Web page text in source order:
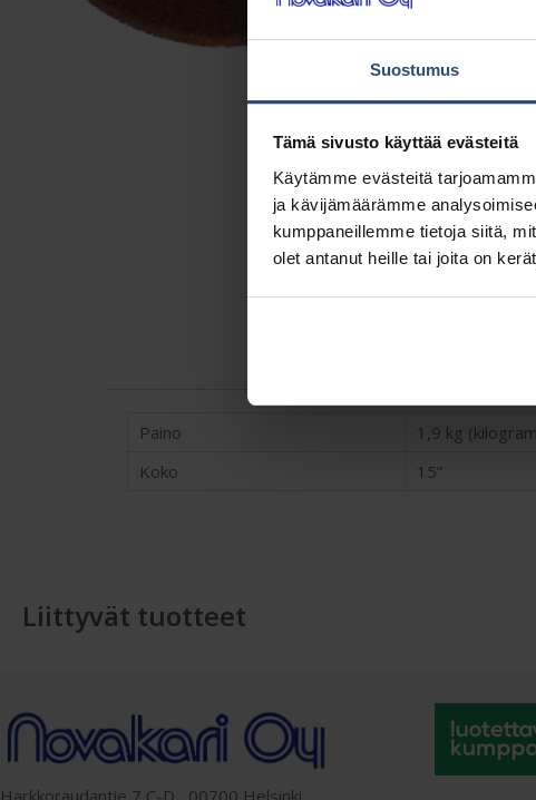
Suostumus
Tämä sivusto käyttää evästeitä
Käytämme evästeitä
ja kävijämäärämme
kumppaneillemme tietoja siitä,
olet antanut heille tai joita on
Paino
1,9 kg
Koko
15”
Liittyvät tuotteet
Harkkoraudantie 7 C-D, 00700 Helsinki